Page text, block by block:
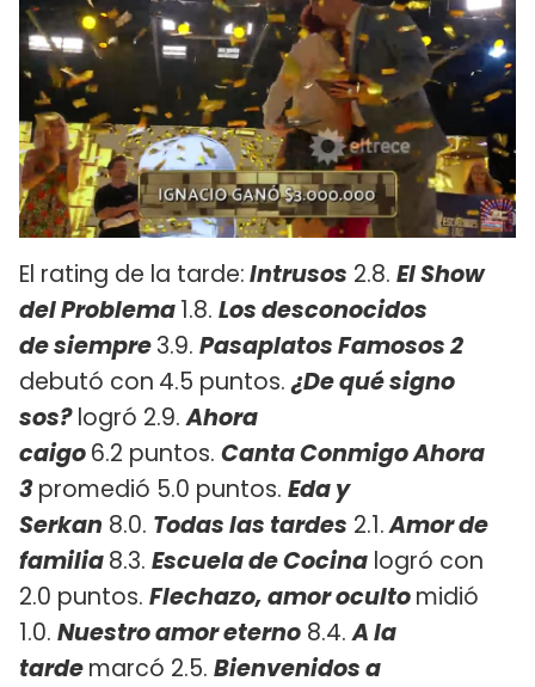
El rating de la tarde:Intrusos 2.8. El Show
del Problema1.8. Los desconocidos
desiempre3.9. Pasaplatos Famosos 2
debutó con 4.5 puntos.¿De qué signo
sos?logró 2.9.Ahora
caigo6.2 puntos. Canta Conmigo Ahora
3promedió 5.0 puntos. Eda y
Serkan 8.0. Todas las tardes 2.1.Amor de
familia8.3. Escuela de Cocina logró con
2.0 puntos. Flechazo, amor ocultomidió
1.0. Nuestro amor eterno 8.4.A la
tardemarcó 2.5. Bienvenidos a